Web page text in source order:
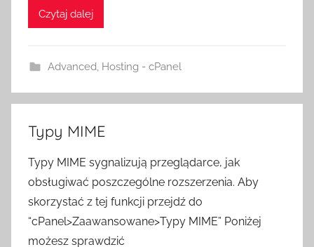
Czytaj dalej
Advanced, Hosting - cPanel
Typy MIME
Typy MIME sygnalizują przeglądarce, jak
obsługiwać poszczególne rozszerzenia. Aby
skorzystać z tej funkcji przejdź do
“cPanel>Zaawansowane>Typy MIME” Poniżej
możesz sprawdzić